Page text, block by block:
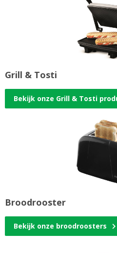
Grill & Tosti
Bekijk onze Grill & Tosti
Broodrooster
Bekijk onze broodroosters